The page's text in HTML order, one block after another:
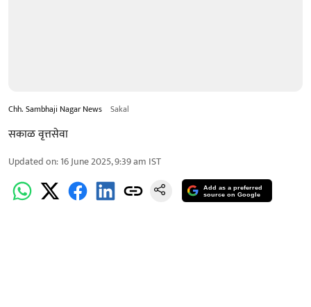
Chh. Sambhaji Nagar News Sakal
सकाळ वृत्तसेवा
Updated on:16 June 2025, 9:39 am IST
Add as a preferred
source on Google